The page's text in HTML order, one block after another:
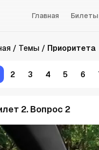
Главная Билеты
Темы Приоритета
2 3 4 5 6
2. Вопрос 2